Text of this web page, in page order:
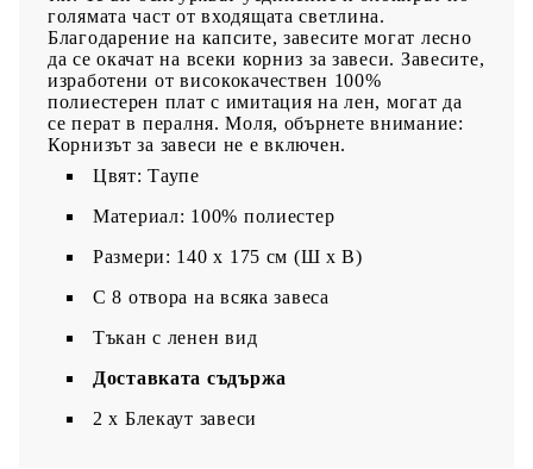
голямата част от входящата светлина.
Благодарение на капсите, завесите могат лесно
да се окачат на всеки корниз за завеси. Завесите,
изработени от висококачествен 100%
полиестерен плат с имитация на лен, могат да
се перат в пералня. Моля, обърнете внимание:
Корнизът за завеси не е включен.
Цвят: Таупе
Материал: 100% полиестер
Размери: 140 х 175 cм (Ш х В)
С 8 отвора на всяка завеса
Тъкан с ленен вид
Доставката съдържа
2 x Блекаут завеси